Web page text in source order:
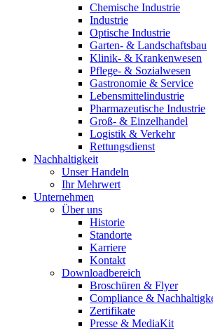
Chemische Industrie
Industrie
Optische Industrie
Garten- & Landschaftsbau
Klinik- & Krankenwesen
Pflege- & Sozialwesen
Gastronomie & Service
Lebensmittelindustrie
Pharmazeutische Industrie
Groß- & Einzelhandel
Logistik & Verkehr
Rettungsdienst
Nachhaltigkeit
Unser Handeln
Ihr Mehrwert
Unternehmen
Über uns
Historie
Standorte
Karriere
Kontakt
Downloadbereich
Broschüren & Flyer
Compliance &
Zertifikate
Presse & MediaKit